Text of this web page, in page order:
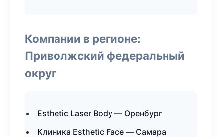
Компании в регионе:
Приволжский федеральный
округ
Esthetic Laser Body — Оренбург
Клиника Esthetic Face — Самара